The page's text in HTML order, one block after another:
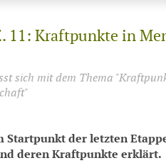
11: Kraftpunkte in
sich mit dem Thema
Startpunkt der letzten
deren Kraftpunkte erklärt.